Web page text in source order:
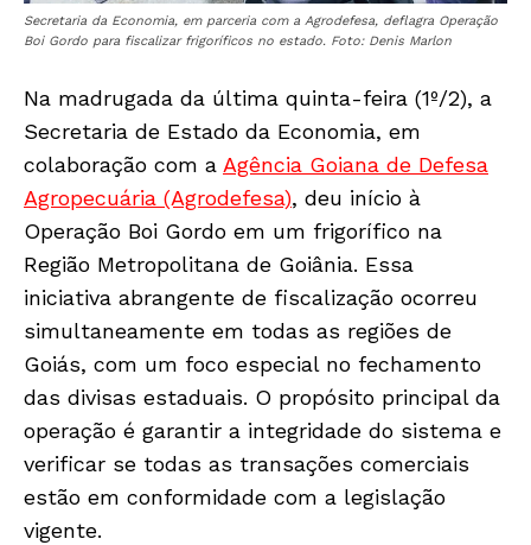
Secretaria da Economia, em parceria com a Agrodefesa, deflagra Operação
Boi Gordo para fiscalizar frigoríficos no estado. Foto: Denis Marlon
Na madrugada da última quinta-feira (1º/2), a
Secretaria de Estado da Economia, em
colaboração com a Agência Goiana de Defesa
Agropecuária (Agrodefesa), deu início à
Operação Boi Gordo em um frigorífico na
Região Metropolitana de Goiânia. Essa
iniciativa abrangente de fiscalização ocorreu
simultaneamente em todas as regiões de
Goiás, com um foco especial no fechamento
das divisas estaduais. O propósito principal da
operação é garantir a integridade do sistema e
verificar se todas as transações comerciais
estão em conformidade com a legislação
vigente.